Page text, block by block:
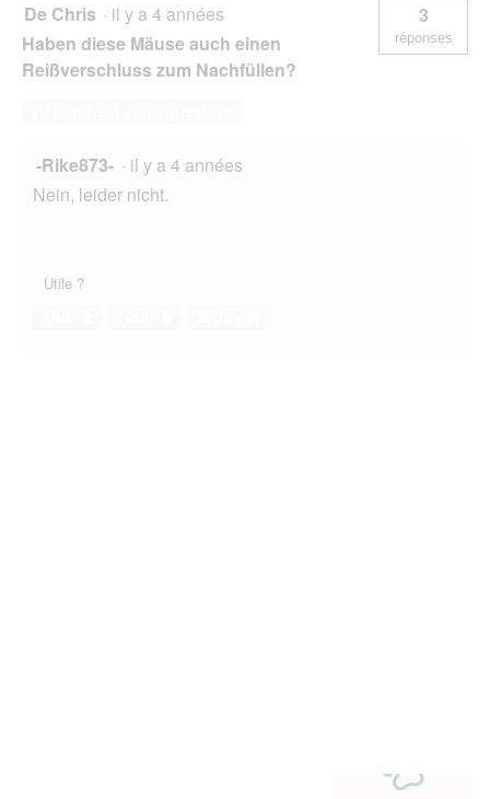
De Chris · il y a 4 années
Haben diese Mäuse auch einen
Reißverschluss zum Nachfüllen?
3
réponses
-Rike873- · il y a 4 années
Nein, leider nicht.
Utile ?